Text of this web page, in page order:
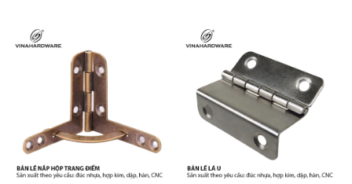
Khoan hai lỗ theo kích thước 128 mm, vặn vít âm phía sau—xong
ngay trong “một nốt nhạc,” không đục nhiều lần.
Chất lượng đáp ứng nhu cầu cao
Sản xuất theo tiêu chuẩn xuất khẩu, luôn duy trì kho linh kiện và
chất lượng xi mạ đồng đều, sẵn sàng phục vụ dự án nội thất quy
mô lớn hay cá nhân.